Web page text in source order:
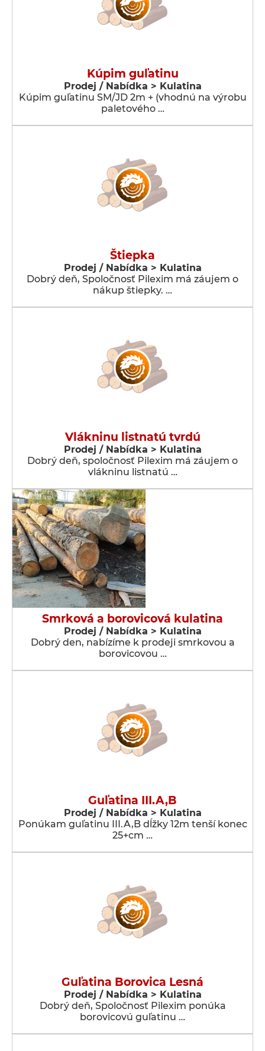
Kúpim guľatinu
Prodej / Nabídka > Kulatina
Kúpim guľatinu SM/JD 2m + (vhodnú na výrobu
paletového …
Štiepka
Prodej / Nabídka > Kulatina
Dobrý deň, Spoločnosť Pilexim má záujem o
nákup štiepky. …
Vlákninu listnatú tvrdú
Prodej / Nabídka > Kulatina
Dobrý deň, spoločnosť Pilexim má záujem o
vlákninu listnatú …
Smrková a borovicová kulatina
Prodej / Nabídka > Kulatina
Dobrý den, nabízíme k prodeji smrkovou a
borovicovou …
Guľatina III.A,B
Prodej / Nabídka > Kulatina
Ponúkam guľatinu III.A,B dĺžky 12m tenší konec
25+cm …
Guľatina Borovica Lesná
Prodej / Nabídka > Kulatina
Dobrý deň, Spoločnosť Pilexim ponúka
borovicovú guľatinu …